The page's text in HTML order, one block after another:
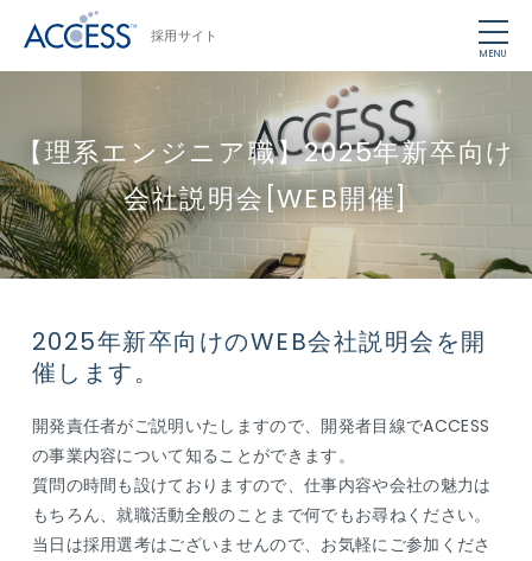
採用サイト
MENU
【理系エンジニア職】2025年新卒向け
会社説明会[WEB開催]
2025年新卒向けのWEB会社説明会を開
催します。
開発責任者がご説明いたしますので、開発者目線でACCESS
の事業内容について知ることができます。
質問の時間も設けておりますので、仕事内容や会社の魅力は
もちろん、就職活動全般のことまで何でもお尋ねください。
当日は採用選考はございませんので、お気軽にご参加くださ